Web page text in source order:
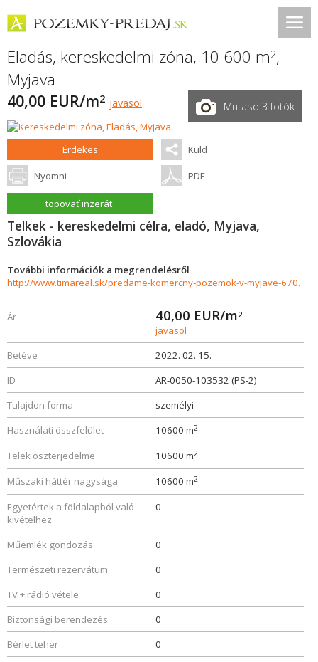
Eladás, kereskedelmi zóna, 10 600 m2,
Myjava
40,00 EUR/m2 javasol Mutasd 3 fotók
Érdekes Küld
Nyomni PDF
topovať inzerát
Telkek - kereskedelmi célra, eladó, Myjava,
Szlovákia
További információk a megrendelésről
http://www.timareal.sk/predame-komercny-pozemok-v-myjave-670252
Ár 40,00 EUR/m2
javasol
Betéve
2022. 02. 15.
ID
AR-0050-103532 (PS-2)
Tulajdon forma
személyi
Használati összfelület
10600 m2
Telek öszterjedelme 10600 m2
Műszaki háttér nagysága 10600 m2
Egyetértek a földalapból való
kivételhez
0
Műemlék gondozás
0
Természeti rezervátum
0
TV + rádió vétele
0
Biztonsági berendezés
0
Bérlet teher
0